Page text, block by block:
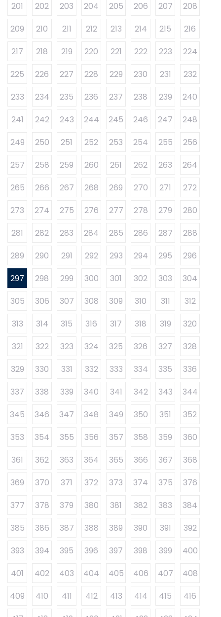
201
202 203 204 205 206 207
208
209
210 211 212 213 214 215
216
217
218 219 220 221 222 223
224
225
226 227 228 229 230 231
232
233
234 235 236 237 238 239
240
241
242 243 244 245 246 247
248
249
250 251 252 253 254 255
256
257
258 259 260 261 262 263
264
265
266 267 268 269 270 271
272
273
274 275 276 277 278 279
280
281
282 283 284 285 286 287
288
289
290 291 292 293 294 295
296
297
298 299 300 301 302 303
304
305
306 307 308 309 310 311
312
313
314 315 316 317 318 319
320
321
322 323 324 325 326 327
328
329
330 331 332 333 334 335
336
337
338 339 340 341 342 343
344
345
346 347 348 349 350 351
352
353
354 355 356 357 358 359
360
361
362 363 364 365 366 367
368
369
370 371 372 373 374 375
376
377
378 379 380 381 382 383
384
385
386 387 388 389 390 391
392
393
394 395 396 397 398 399
400
401
402 403 404 405 406 407
408
409
410 411 412 413 414 415
416